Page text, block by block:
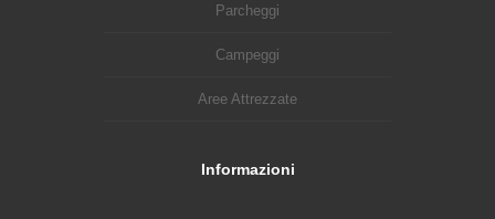
Parcheggi
Campeggi
Aree Attrezzate
Informazioni